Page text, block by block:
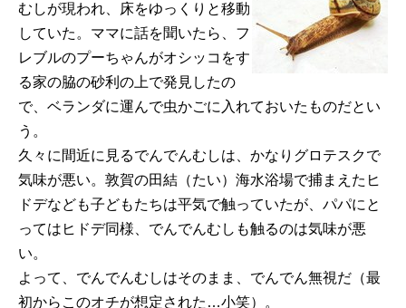
むしが現われ、床をゆっくりと移動
していた。ママに話を聞いたら、フ
レブルのプーちゃんがオシッコをす
る家の脇の砂利の上で発見したの
で、ベランダに運んで虫かごに入れておいたものだとい
う。
久々に間近に見るでんでんむしは、かなりグロテスクで
気味が悪い。敦賀の田結（たい）海水浴場で捕まえたヒ
ドデなども子どもたちは平気で触っていたが、パパにと
ってはヒドデ同様、でんでんむしも触るのは気味が悪
い。
よって、でんでんむしはそのまま、でんでん無視だ（最
初からこのオチが想定された…小笑）。